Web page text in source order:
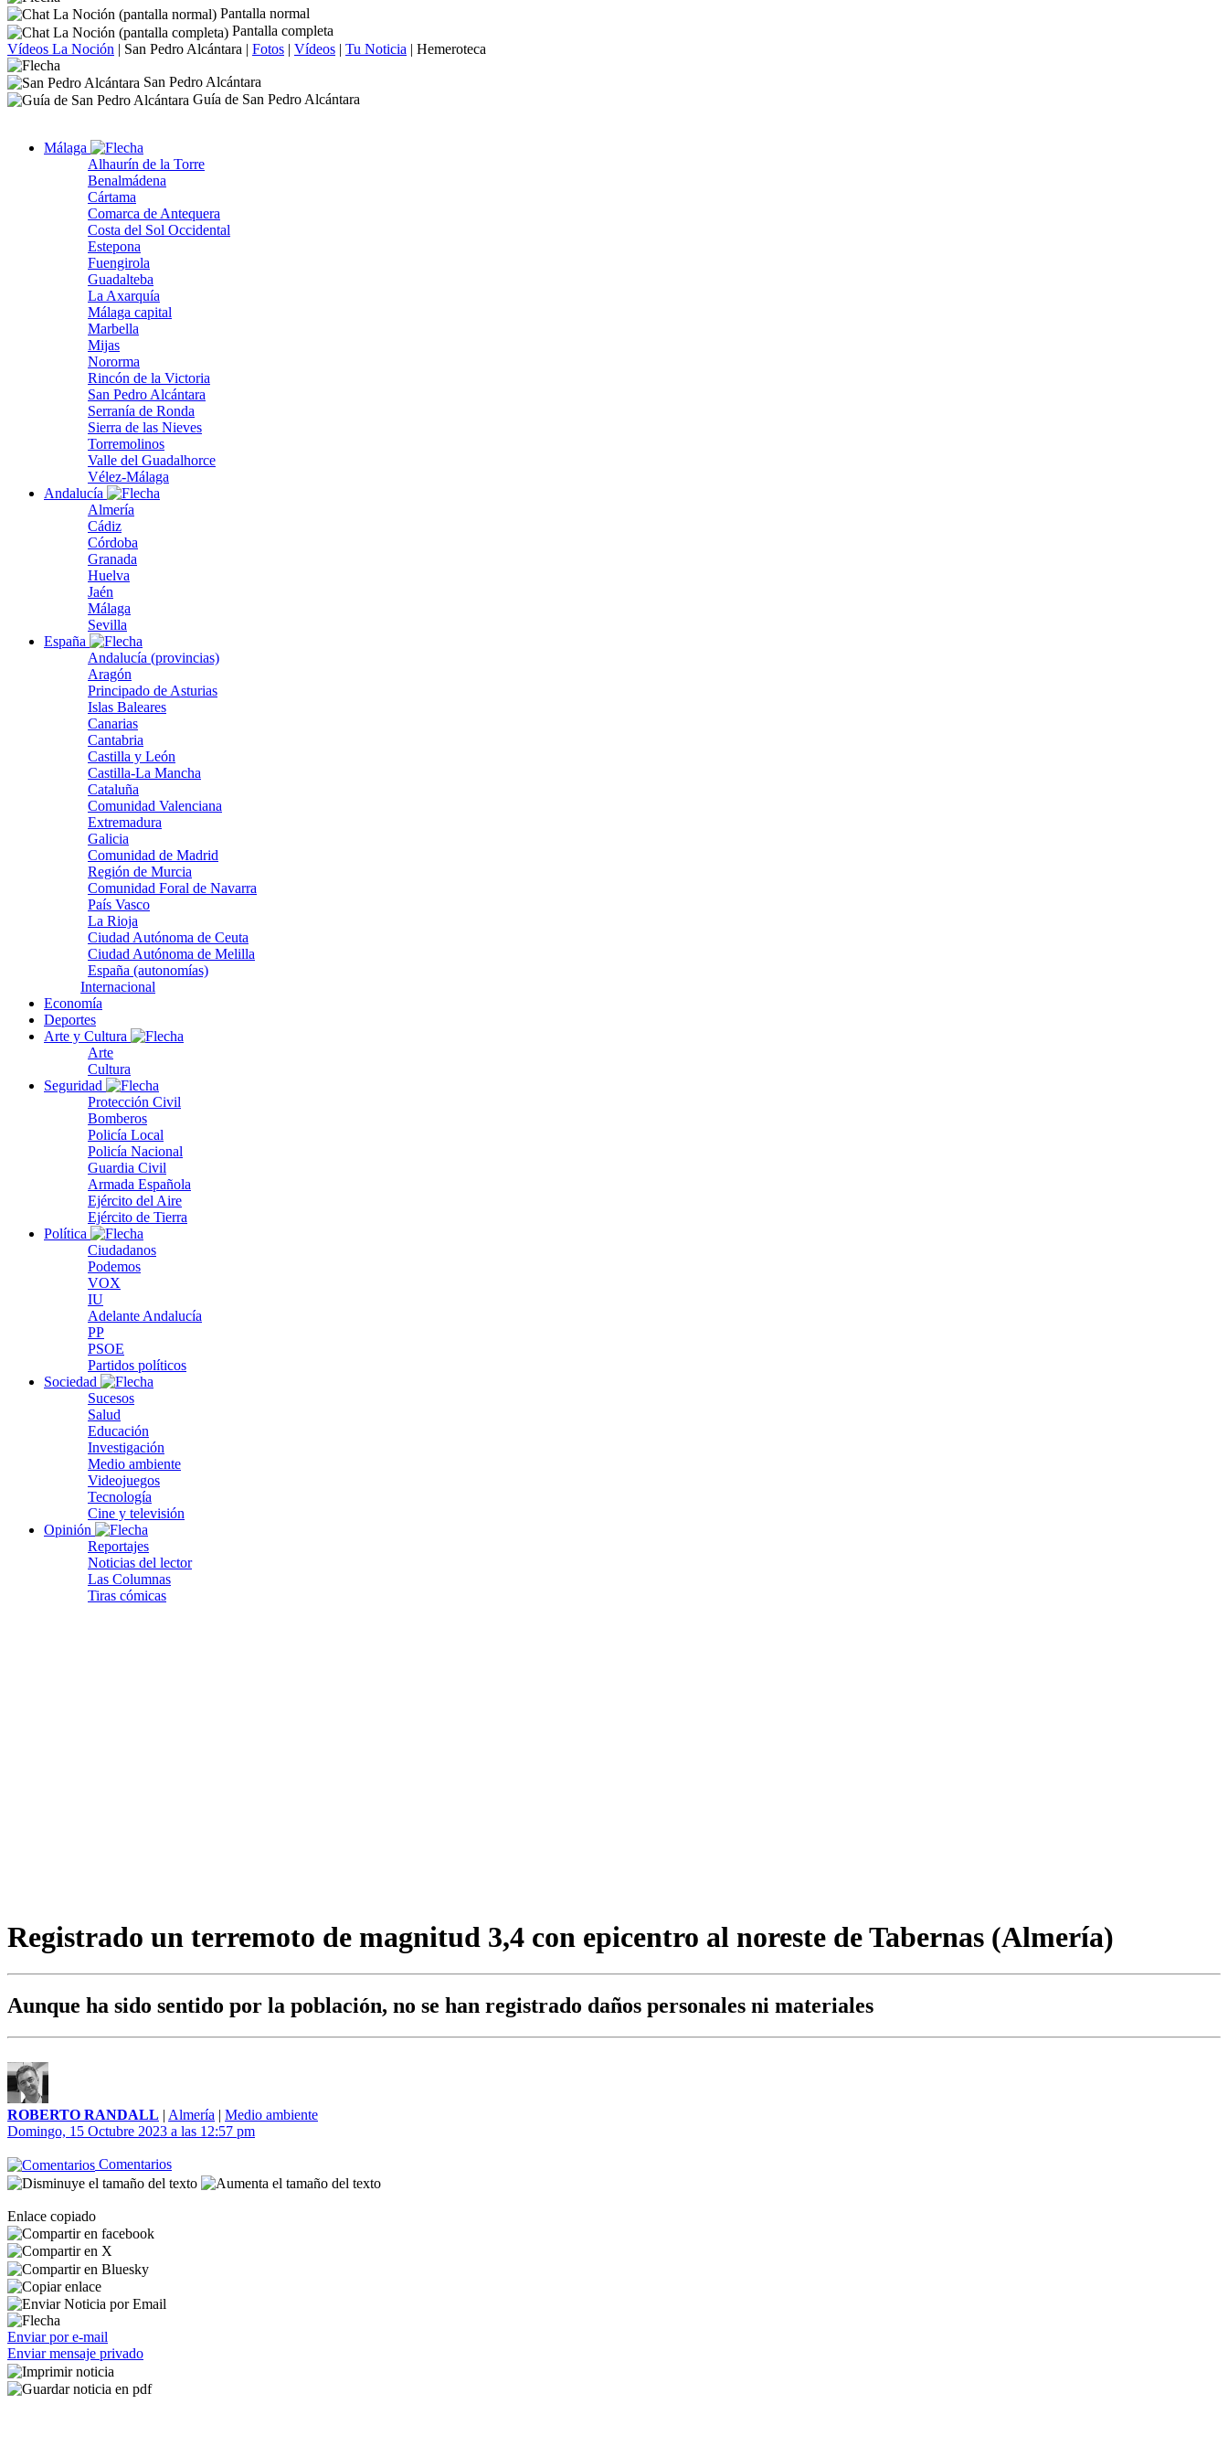
Pantalla normal
Pantalla completa
Vídeos La Noción | San Pedro Alcántara | Fotos | Vídeos | Tu Noticia | Hemeroteca
San Pedro Alcántara
Guía de San Pedro Alcántara
Málaga
Alhaurín de la Torre
Benalmádena
Cártama
Comarca de Antequera
Costa del Sol Occidental
Estepona
Fuengirola
Guadalteba
La Axarquía
Málaga capital
Marbella
Mijas
Nororma
Rincón de la Victoria
San Pedro Alcántara
Serranía de Ronda
Sierra de las Nieves
Torremolinos
Valle del Guadalhorce
Vélez-Málaga
Andalucía
Almería
Cádiz
Córdoba
Granada
Huelva
Jaén
Málaga
Sevilla
España
Andalucía (provincias)
Aragón
Principado de Asturias
Islas Baleares
Canarias
Cantabria
Castilla y León
Castilla-La Mancha
Cataluña
Comunidad Valenciana
Extremadura
Galicia
Comunidad de Madrid
Región de Murcia
Comunidad Foral de Navarra
País Vasco
La Rioja
Ciudad Autónoma de Ceuta
Ciudad Autónoma de Melilla
España (autonomías)
Internacional
Economía
Deportes
Arte y Cultura
Arte
Cultura
Seguridad
Protección Civil
Bomberos
Policía Local
Policía Nacional
Guardia Civil
Armada Española
Ejército del Aire
Ejército de Tierra
Política
Ciudadanos
Podemos
VOX
IU
Adelante Andalucía
PP
PSOE
Partidos políticos
Sociedad
Sucesos
Salud
Educación
Investigación
Medio ambiente
Videojuegos
Tecnología
Cine y televisión
Opinión
Reportajes
Noticias del lector
Las Columnas
Tiras cómicas
Registrado un terremoto de magnitud 3,4 con epicentro al noreste de Tabernas (Almería)
Aunque ha sido sentido por la población, no se han registrado daños personales ni materiales
ROBERTO RANDALL | Almería | Medio ambiente
Domingo, 15 Octubre 2023 a las 12:57 pm
Comentarios
Enlace copiado
Enviar por e-mail
Enviar mensaje privado